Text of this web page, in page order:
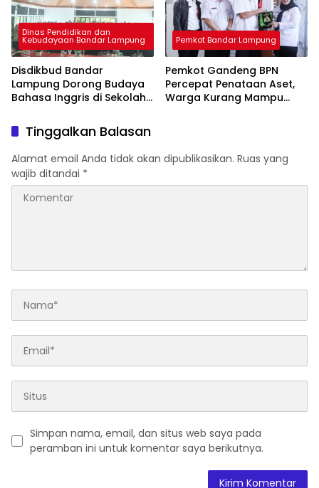
Dinas Pendidikan dan
Kebudayaan Bandar Lampung
Disdikbud Bandar
Lampung Dorong Budaya
Bahasa Inggris di Sekolah
Berprestasi
Pemkot Bandar Lampung
Pemkot Gandeng BPN
Percepat Penataan Aset,
Warga Kurang Mampu
Tinggalkan Balasan
Alamat email Anda tidak akan dipublikasikan. Ruas yang
wajib ditandai *
Simpan nama, email, dan situs web saya pada
peramban ini untuk komentar saya berikutnya.